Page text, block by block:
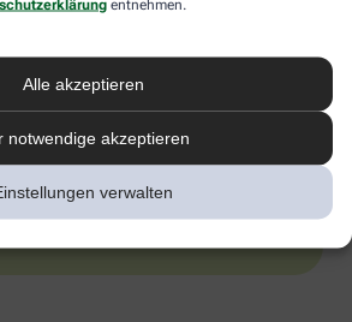
entnehmen.
Alle akzeptieren
notwendige akzeptieren
verwalten
Emarsys ein. Die Einwilligung
finden sich in derDatenschutzerklärung
50,00 €. Gültig auf das
ausgeschlossen rezeptpflichtige Produkte.